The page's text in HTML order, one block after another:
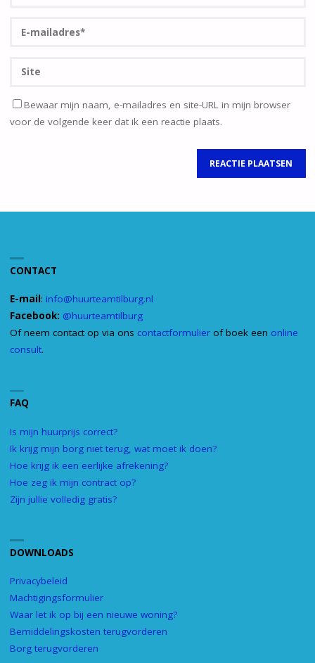
Bewaar mijn naam, e-mailadres en site-URL in mijn browser
voor de volgende keer dat ik een reactie plaats.
CONTACT
E-mail : info@huurteamtilburg.nl
Facebook: @huurteamtilburg
Of neem contact op via ons contactformulierof boek een online
consult.
FAQ
Is mijn huurprijs correct?
Ik krijg mijn borg niet terug, wat moet ik doen?
Hoe krijg ik een eerlijke afrekening?
Hoe zeg ik mijn contract op?
Zijn jullie volledig gratis?
DOWNLOADS
Privacybeleid
Machtigingsformulier
Waar let ik op bij een nieuwe woning?
Bemiddelingskosten terugvorderen
Borg terugvorderen